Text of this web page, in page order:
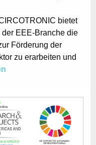
bietet
EEE-Branche die
Förderung der
zu erarbeiten und